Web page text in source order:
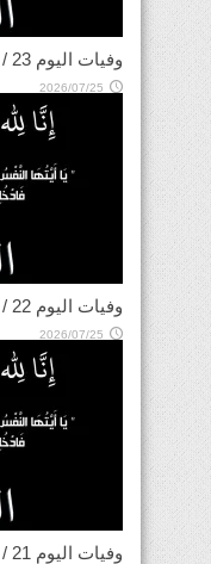
وفيات اليوم 23 / 7 / 2026
2026/07/25
وفيات اليوم 22 / 7 / 2026
2026/07/25
وفيات اليوم 21 / 7 / 2026